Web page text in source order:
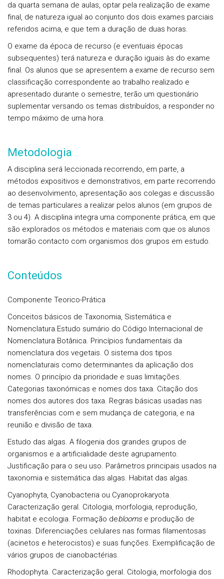
da quarta semana de aulas, optar pela realização de exame
final, de natureza igual ao conjunto dos dois exames parciais
referidos acima, e que tem a duração de duas horas.
O exame da época de recurso (e eventuais épocas
subsequentes) terá natureza e duração iguais às do exame
final. Os alunos que se apresentem a exame de recurso sem
classificação correspondente ao trabalho realizado e
apresentado durante o semestre, terão um questionário
suplementar versando os temas distribuídos, a responder no
tempo máximo de uma hora.
Metodologia
A disciplina será leccionada recorrendo, em parte, a
métodos expositivos e demonstrativos, em parte recorrendo
ao desenvolvimento, apresentação aos colegas e discussão
de temas particulares a realizar pelos alunos (em grupos de
3 ou 4). A disciplina integra uma componente prática, em que
são explorados os métodos e materiais com que os alunos
tomarão contacto com organismos dos grupos em estudo.
Conteúdos
Componente Teorico-Prática
Conceitos básicos de Taxonomia, Sistemática e
Nomenclatura.Estudo sumário do Código Internacional de
Nomenclatura Botânica. Princípios fundamentais da
nomenclatura dos vegetais. O sistema dos tipos
nomenclaturais como determinantes da aplicação dos
nomes. O princípio da prioridade e suas limitações.
Categorias taxonómicas e nomes dos taxa. Citação dos
nomes dos autores dos taxa. Regras básicas usadas nas
transferências com e sem mudança de categoria, e na
reunião e divisão de taxa.
Estudo das algas. A filogenia dos grandes grupos de
organismos e a artificialidade deste agrupamento.
Justificação para o seu uso. Parâmetros principais usados na
taxonomia e sistemática das algas. Habitat das algas.
Cyanophyta, Cyanobacteria ou Cyanoprokaryota.
Caracterização geral. Citologia, morfologia, reprodução,
habitat e ecologia. Formação deblooms e produção de
toxinas. Diferenciações celulares nas formas filamentosas
(acinetos e heterocistos) e suas funções. Exemplificação de
vários grupos de cianobactérias.
Rhodophyta. Caracterização geral. Citologia, morfologia dos